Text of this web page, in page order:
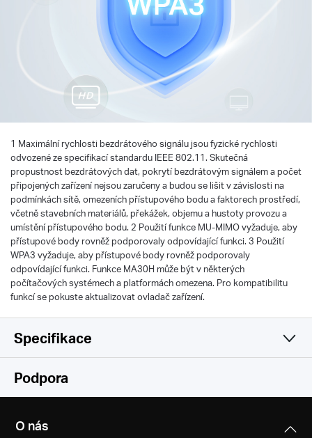
1 Maximální rychlosti bezdrátového signálu jsou fyzické rychlosti
odvozené ze specifikací standardu IEEE 802.11. Skutečná
propustnost bezdrátových dat, pokrytí bezdrátovým signálem a počet
připojených zařízení nejsou zaručeny a budou se lišit v závislosti na
podmínkách sítě, omezeních přístupového bodu a faktorech prostředí,
včetně stavebních materiálů, překážek, objemu a hustoty provozu a
umístění přístupového bodu. 2 Použití funkce MU-MIMO vyžaduje, aby
přístupové body rovněž podporovaly odpovídající funkci. 3 Použití
WPA3 vyžaduje, aby přístupové body rovněž podporovaly
odpovídající funkci. Funkce MA30H může být v některých
počítačových systémech a platformách omezena. Pro kompatibilitu
funkcí se pokuste aktualizovat ovladač zařízení.
Specifikace
Wireless
IEEE 802.11 a/n/ac 5 GHz
Podpora
O nás